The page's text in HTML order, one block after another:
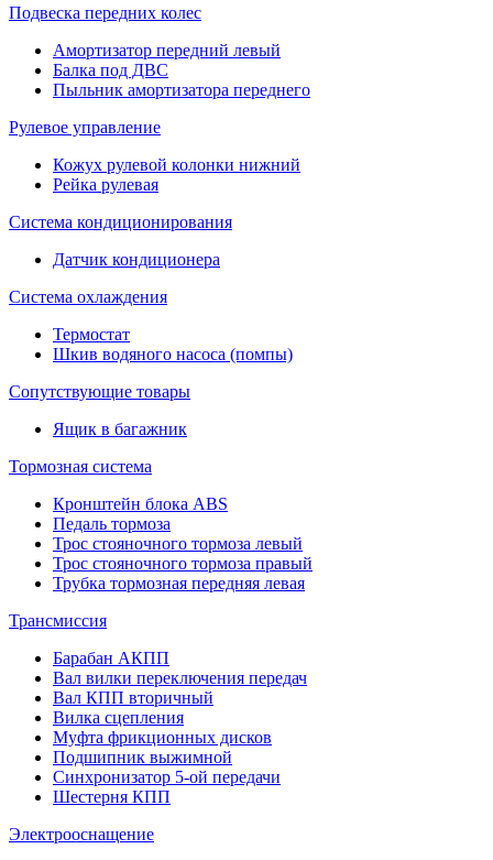
Подвеска передних колес
Амортизатор передний левый
Балка под ДВС
Пыльник амортизатора переднего
Рулевое управление
Кожух рулевой колонки нижний
Рейка рулевая
Система кондиционирования
Датчик кондиционера
Система охлаждения
Термостат
Шкив водяного насоса (помпы)
Сопутствующие товары
Ящик в багажник
Тормозная система
Кронштейн блока ABS
Педаль тормоза
Трос стояночного тормоза левый
Трос стояночного тормоза правый
Трубка тормозная передняя левая
Трансмиссия
Барабан АКПП
Вал вилки переключения передач
Вал КПП вторичный
Вилка сцепления
Муфта фрикционных дисков
Подшипник выжимной
Синхронизатор 5-ой передачи
Шестерня КПП
Электрооснащение